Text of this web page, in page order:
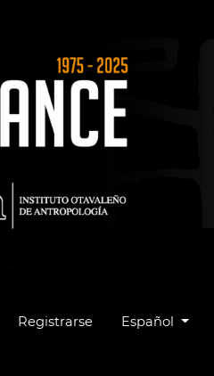
Registrarse Cambiar el
Español